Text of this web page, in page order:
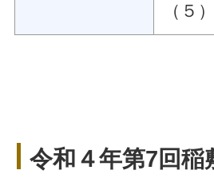
（５
令和４年第7回稲